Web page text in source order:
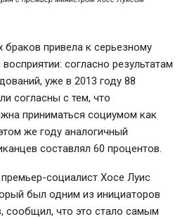
привела к серьезному
согласно результатам
уже в 2013 году 88
согласны с тем, что
приниматься социумом как
же году аналогичный
составлял 60 процентов.
премьер-социалист Хосе Луис
был одним из инициаторов
, сообщил, что это стало самым